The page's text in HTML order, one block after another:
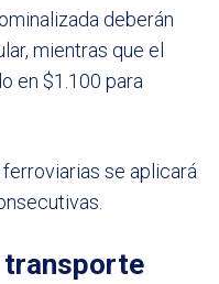
deberán
mientras que el
en $1.100 para
se aplicará
transporte